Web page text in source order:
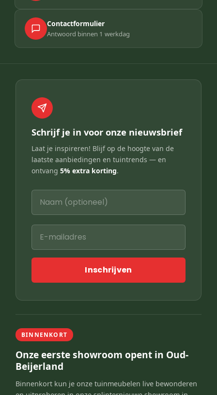
Contactformulier
Antwoord binnen 1 werkdag
Schrijf je in voor onze nieuwsbrief
Laat je inspireren! Blijf op de hoogte van de
laatste aanbiedingen en tuintrends — en
ontvang 5% extra korting.
Inschrijven
BINNENKORT
Onze eerste showroom opent in Oud-
Beijerland
Binnenkort kun je onze tuinmeubelen live bewonderen